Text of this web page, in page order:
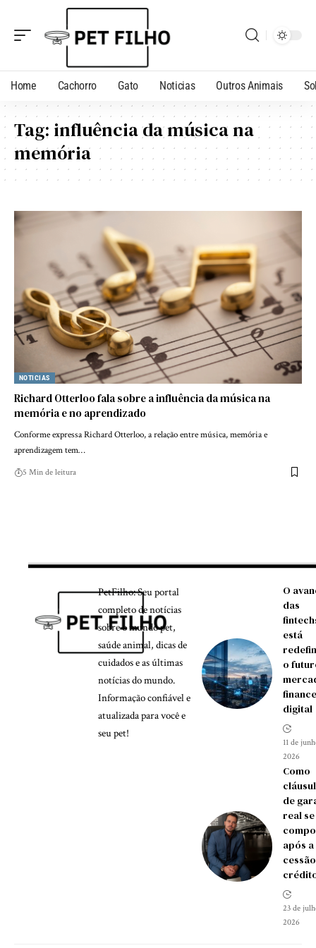
Home Cachorro Gato Noticias Outros Animais
Tag: influência da música na
memória
NOTICIAS
Richard Otterloo fala sobre a influência da música na
memória e no aprendizado
Conforme expressa Richard Otterloo, a relação entre música, memória e
aprendizagem tem…
5 Min de leitura
PetFilho: Seu portal
completo de notícias
sobre o mundo pet,
saúde animal, dicas de
cuidados e as últimas
notícias do mundo.
Informação confiável e
atualizada para você e
seu pet!
O
das
está
o
digital
11 de
2026
Como
de
real se
após a
23 de
2026